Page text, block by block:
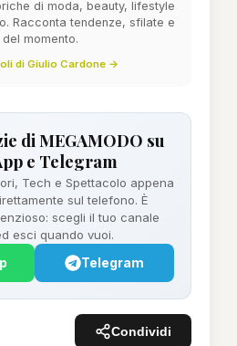
di moda, beauty, lifestyle
Racconta tendenze, sfilate e
momento.
di Giulio Cardone →
di MEGAMODO su
e Telegram
Tech e Spettacolo appena
sul telefono. È
scegli il tuo canale
esci quando vuoi.
Telegram
Condividi